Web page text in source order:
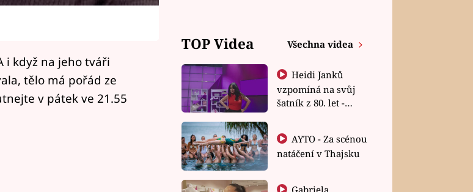
i když na jeho tváři
tělo má pořád ze
v pátek ve 21.55
TOP Videa Všechna videa
Heidi Janků
vzpomíná na svůj
šatník z 80. let -
natáčení v Thajsku